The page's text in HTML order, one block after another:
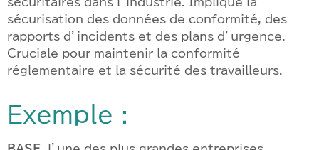
sécurisation des données de conformité, des
rapports d’incidents et des plans d’urgence.
Cruciale pour maintenir la conformité
réglementaire et la sécurité des travailleurs.
Exemple :